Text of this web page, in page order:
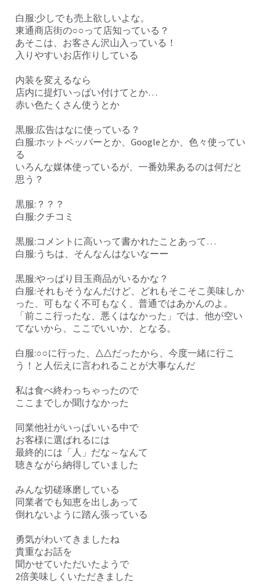
白服:少しでも売上欲しいよな。
東通商店街の○○って店知っている？
あそこは、お客さん沢山入っている！
入りやすいお店作りしている
内装を変えるなら
店内に提灯いっぱい付けてとか…
赤い色たくさん使うとか
黒服:広告はなに使っている？
白服:ホットペッパーとか、Googleとか、色々使ってい
る
いろんな媒体使っているが、一番効果あるのは何だと
思う？
黒服:？？？
白服:クチコミ
黒服:コメントに高いって書かれたことあって…
白服:うちは、そんなんはないなーー
黒服:やっぱり目玉商品がいるかな？
白服:それもそうなんだけど、どれもそこそこ美味しか
った、可もなく不可もなく、普通ではあかんのよ。
「前ここ行ったな、悪くはなかった」では、他が空い
てないから、ここでいいか、となる。
白服:○○に行った、△△だったから、今度一緒に行こ
う！と人伝えに言われることが大事なんだ
私は食べ終わっちゃったので
ここまでしか聞けなかった
同業他社がいっぱいいる中で
お客様に選ばれるには
最終的には「人」だな～なんて
聴きながら納得していました
みんな切磋琢磨している
同業者でも知恵を出しあって
倒れないように踏ん張っている
勇気がわいてきましたね
貴重なお話を
聞かせていただいたようで
2倍美味しくいただきました